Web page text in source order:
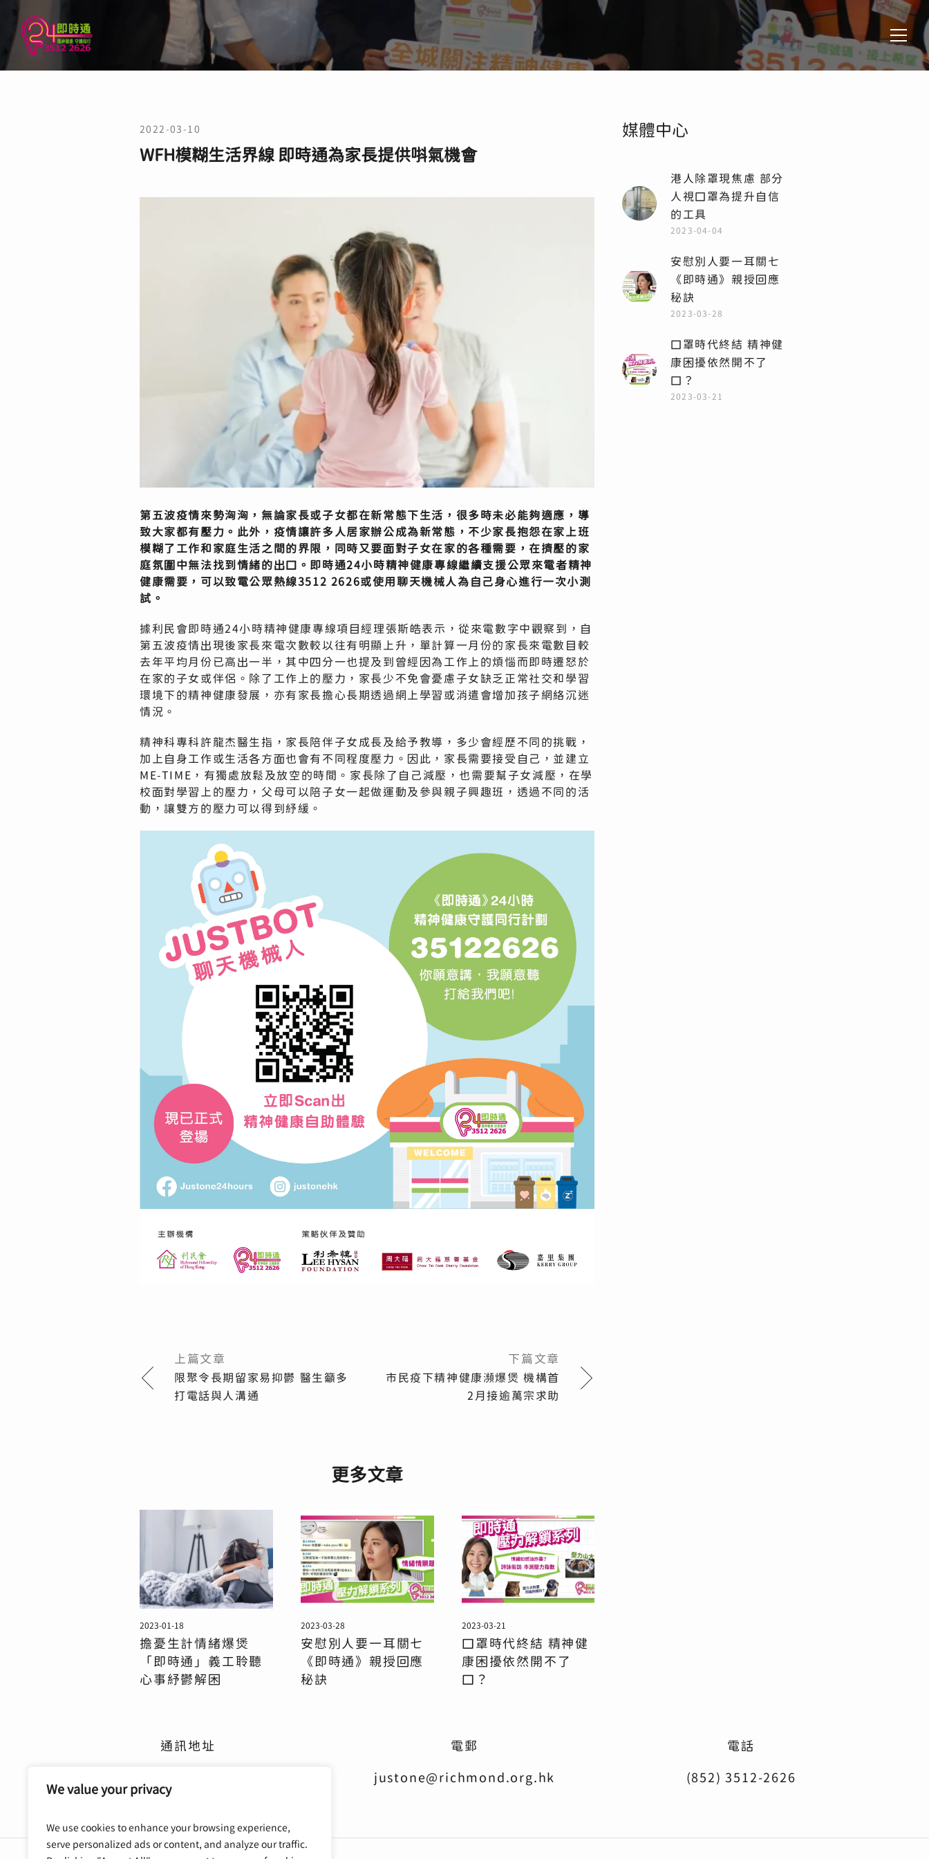
We value your privacy
We use cookies to enhance your browsing experience,
serve personalized ads or content, and analyze our traffic.
2022-03-10
WFH模糊生活界線 即時通為家長提供唞氣機會
第五波疫情來勢洶洶，無論家長或子女都在新常態下生活，很多時未必能夠適應，導
致大家都有壓力。此外，疫情讓許多人居家辦公成為新常態，不少家長抱怨在家上班
模糊了工作和家庭生活之間的界限，同時又要面對子女在家的各種需要，在擠壓的家
庭氛圍中無法找到情緒的出口。即時通24小時精神健康專線繼續支援公眾來電者精神
健康需要，可以致電公眾熱線3512 2626或使用聊天機械人為自己身心進行一次小測
試。
據利民會即時通24小時精神健康專線項目經理張斯皓表示，從來電數字中觀察到，自
第五波疫情出現後家長來電次數較以往有明顯上升，單計算一月份的家長來電數目較
去年平均月份已高出一半，其中四分一也提及到曾經因為工作上的煩惱而即時遷怒於
在家的子女或伴侶。除了工作上的壓力，家長少不免會憂慮子女缺乏正常社交和學習
環境下的精神健康發展，亦有家長擔心長期透過網上學習或消遣會增加孩子網絡沉迷
情況。
精神科專科許龍杰醫生指，家長陪伴子女成長及給予教導，多少會經歷不同的挑戰，
加上自身工作或生活各方面也會有不同程度壓力。因此，家長需要接受自己，並建立
ME-TIME，有獨處放鬆及放空的時間。家長除了自己減壓，也需要幫子女減壓，在學
校面對學習上的壓力，父母可以陪子女一起做運動及參與親子興趣班，透過不同的活
動，讓雙方的壓力可以得到紓緩。
限聚令長期留家易抑鬱 醫生籲多
打電話與人溝通
上篇文章
市民疫下精神健康瀕爆煲 機構首
2月接逾萬宗求助
下篇文章
更多文章
2023-01-18
擔憂生計情緒爆煲
「即時通」義工聆聽
心事紓鬱解困
2023-03-28
安慰別人要一耳關七
《即時通》親授回應
秘訣
2023-03-21
口罩時代終結 精神健
康困擾依然開不了
口？
媒體中心
港人除罩現焦慮 部分
人視口罩為提升自信
的工具
2023-04-04
安慰別人要一耳關七
《即時通》親授回應
秘訣
2023-03-28
口罩時代終結 精神健
康困擾依然開不了
口？
2023-03-21
通訊地址 電郵
justone@richmond.org.hk
電話
(852) 3512-2626